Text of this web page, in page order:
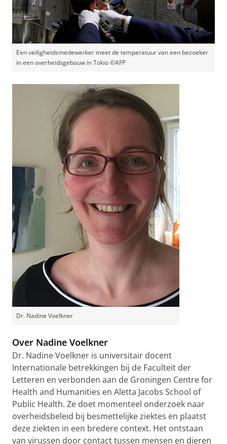
Een veiligheidsmedewerker meet de temperatuur van een bezoeker
in een overheidsgebouw in Tokio ©AFP
Dr. Nadine Voelkner
Over Nadine Voelkner
Dr. Nadine Voelkner is universitair docent
Internationale betrekkingen bij de Faculteit der
Letteren en verbonden aan de Groningen Centre for
Health and Humanities en Aletta Jacobs School of
Public Health. Ze doet momenteel onderzoek naar
overheidsbeleid bij besmettelijke ziektes en plaatst
deze ziekten in een bredere context. Het ontstaan
van virussen door contact tussen mensen en dieren